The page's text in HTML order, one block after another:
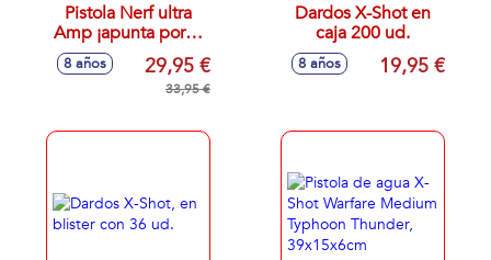
Pistola Nerf ultra
Amp ¡apunta por la
mirilla y lanza
automática los
8 años 29,95 €
33,95 €
Dardos X-Shot en
caja 200 ud.
8 años 19,95 €